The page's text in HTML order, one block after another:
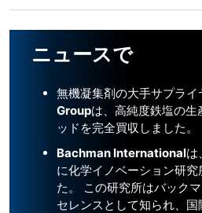
ニュースで
無機凝集剤の大手サプライ
Groupは、高純度鉄塩の
ッドを完全買収しました。
Bachman Internationalは
に化学イノベーション研
た。 この研究所はバック
セレンスとして知られ、